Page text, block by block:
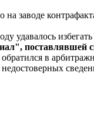
заводе
в